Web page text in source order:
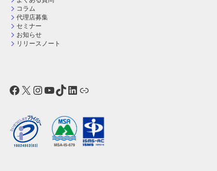
コラム
代理店募集
セミナー
お知らせ
リリースノート
Facebook
X Instagram
YouTube
TikTok
LinkedIn
リンク